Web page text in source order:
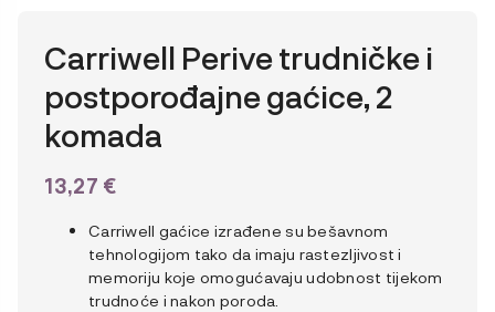
Carriwell Perive trudničke i
postporođajne gaćice, 2
komada
13,27 €
Carriwell gaćice izrađene su bešavnom
tehnologijom tako da imaju rastezljivost i
memoriju koje omogućavaju udobnost tijekom
trudnoće i nakon poroda.